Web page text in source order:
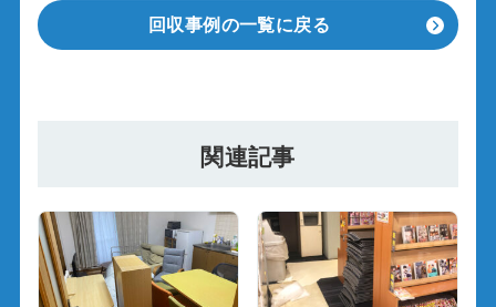
回収事例の一覧に戻る
関連記事